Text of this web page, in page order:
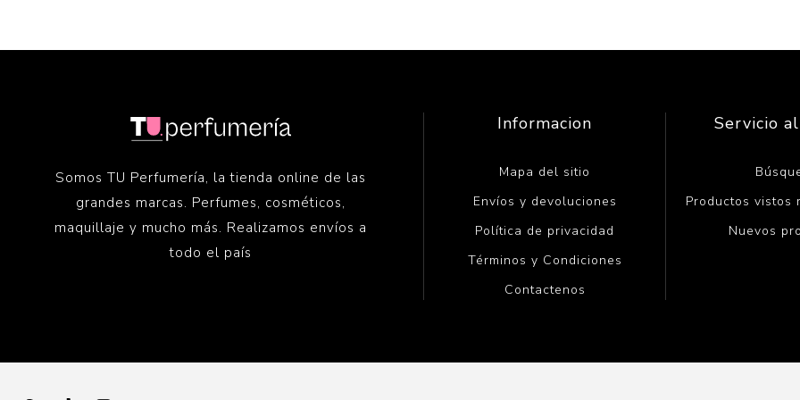
Somos TU Perfumería, la tienda online de las
grandes marcas. Perfumes, cosméticos,
maquillaje y mucho más. Realizamos envíos a
todo el país
Informacion
Mapa del sitio
Envíos y devoluciones
Política de privacidad
Términos y Condiciones
Contactenos
Servicio
Productos vistos
Nuevos